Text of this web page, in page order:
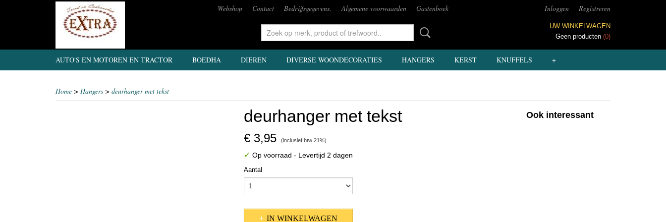
Webshop Contact Bedrijfsgegevens. Algemene voorwaarden Gastenboek Inloggen Registreren
UW WINKELWAGEN
Geen producten (0)
AUTO'S EN MOTOREN EN TRACTOR BOEDHA DIEREN DIVERSE WOONDECORATIES HANGERS KERST KNUFFELS +
Home > Hangers > deurhanger met tekst
deurhanger met tekst
€ 3,95 (inclusief btw 21%)
✓ Op voorraad - Levertijd 2 dagen
Aantal
IN WINKELWAGEN
Ook interessant